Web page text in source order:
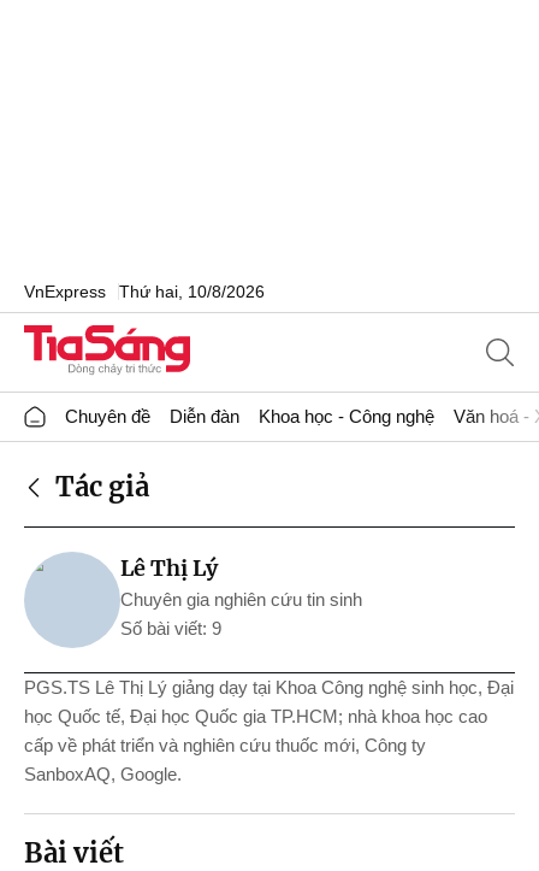
VnExpress Thứ hai, 10/8/2026
Chuyên đề Diễn đàn Khoa học - Công nghệ Văn hoá -
Tác giả
Lê Thị Lý
Chuyên gia nghiên cứu tin sinh
Số bài viết: 9
PGS.TS Lê Thị Lý giảng dạy tại Khoa Công nghệ sinh học, Đại
học Quốc tế, Đại học Quốc gia TP.HCM; nhà khoa học cao
cấp về phát triển và nghiên cứu thuốc mới, Công ty
SanboxAQ, Google.
Bài viết